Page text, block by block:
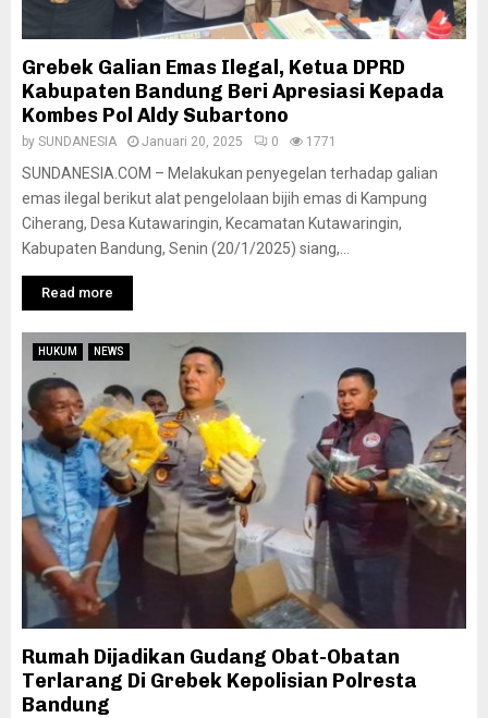
Grebek Galian Emas Ilegal, Ketua DPRD
Kabupaten Bandung Beri Apresiasi Kepada
Kombes Pol Aldy Subartono
by SUNDANESIA Januari 20, 2025 0 1771
SUNDANESIA.COM – Melakukan penyegelan terhadap galian
emas ilegal berikut alat pengelolaan bijih emas di Kampung
Ciherang, Desa Kutawaringin, Kecamatan Kutawaringin,
Kabupaten Bandung, Senin (20/1/2025) siang,...
Read more
HUKUM NEWS
Rumah Dijadikan Gudang Obat-Obatan
Terlarang Di Grebek Kepolisian Polresta
Bandung